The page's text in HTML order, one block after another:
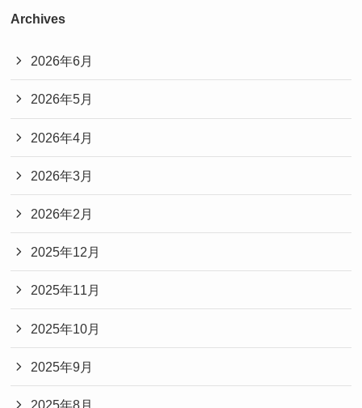
Archives
2026年6月
2026年5月
2026年4月
2026年3月
2026年2月
2025年12月
2025年11月
2025年10月
2025年9月
2025年8月